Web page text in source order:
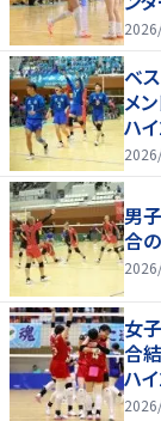
ベ
メ
ハ
男
合
女
合
ハ